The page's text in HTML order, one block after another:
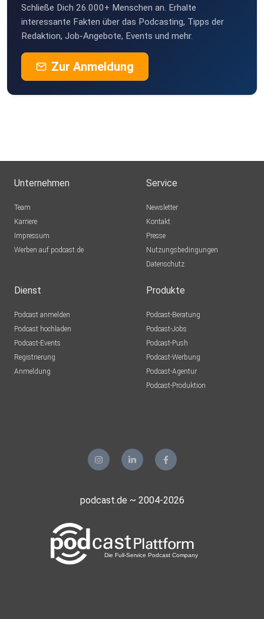
Ideen. Kontaktieren könnt ihr uns auf Instagram, Facebook,
Bluesky, Threads - oder herrlich old school via E-Mail:
actionkult@gmail.com.
Schließe Dich 26.000+ Menschen an. Erhalte
interessante Fakten über das Podcasting, Tipps der
Redaktion, Job-Angebote, Events und mehr.
Zur Anmeldung
Unternehmen
Team
Karriere
Impressum
Werben auf podcast.de
Service
Newsletter
Kontakt
Presse
Nutzungsbedingungen
Datenschutz
Dienst
Podcast anmelden
Podcast hochladen
Podcast-Events
Registrierung
Anmeldung
Produkte
Podcast-Beratung
Podcast-Jobs
Podcast-Push
Podcast-Werbung
Podcast-Agentur
Podcast-Produktion
podcast.de ~ 2004-2026